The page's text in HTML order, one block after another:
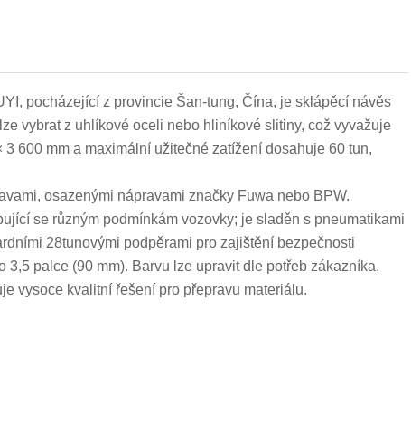
pocházející z provincie Šan-tung, Čína, je sklápěcí návěs
vybrat z uhlíkové oceli nebo hliníkové slitiny, což vyvažuje
600 mm a maximální užitečné zatížení dosahuje 60 tun,
osazenými nápravami značky Fuwa nebo BPW.
se různým podmínkám vozovky; je sladěn s pneumatikami
28tunovými podpěrami pro zajištění bezpečnosti
palce (90 mm). Barvu lze upravit dle potřeb zákazníka.
vysoce kvalitní řešení pro přepravu materiálu.